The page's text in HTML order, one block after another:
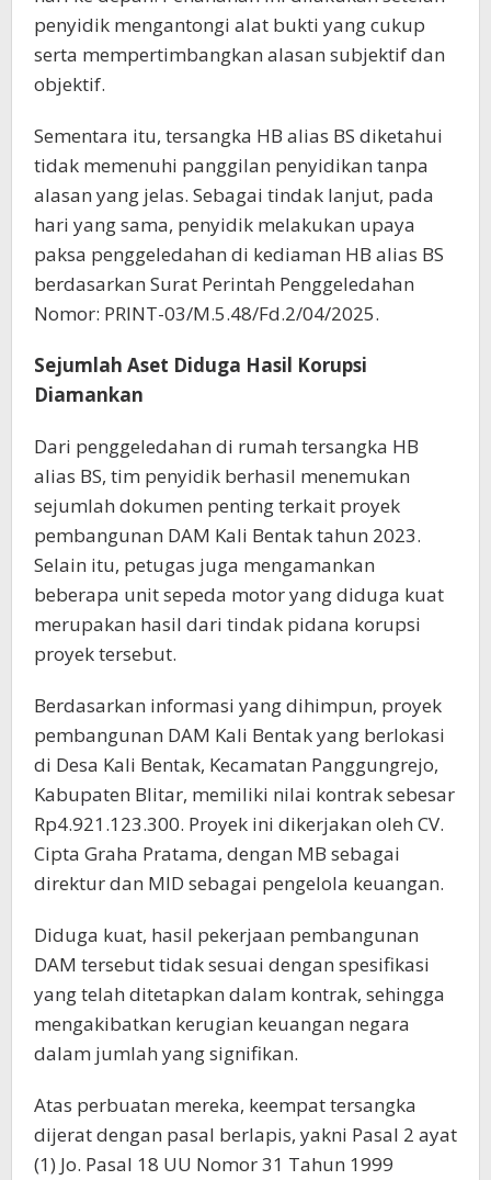
penyidik mengantongi alat bukti yang cukup
serta mempertimbangkan alasan subjektif dan
objektif.
Sementara itu, tersangka HB alias BS diketahui
tidak memenuhi panggilan penyidikan tanpa
alasan yang jelas. Sebagai tindak lanjut, pada
hari yang sama, penyidik melakukan upaya
paksa penggeledahan di kediaman HB alias BS
berdasarkan Surat Perintah Penggeledahan
Nomor: PRINT-03/M.5.48/Fd.2/04/2025.
Sejumlah Aset Diduga Hasil Korupsi
Diamankan
Dari penggeledahan di rumah tersangka HB
alias BS, tim penyidik berhasil menemukan
sejumlah dokumen penting terkait proyek
pembangunan DAM Kali Bentak tahun 2023.
Selain itu, petugas juga mengamankan
beberapa unit sepeda motor yang diduga kuat
merupakan hasil dari tindak pidana korupsi
proyek tersebut.
Berdasarkan informasi yang dihimpun, proyek
pembangunan DAM Kali Bentak yang berlokasi
di Desa Kali Bentak, Kecamatan Panggungrejo,
Kabupaten Blitar, memiliki nilai kontrak sebesar
Rp4.921.123.300. Proyek ini dikerjakan oleh CV.
Cipta Graha Pratama, dengan MB sebagai
direktur dan MID sebagai pengelola keuangan.
Diduga kuat, hasil pekerjaan pembangunan
DAM tersebut tidak sesuai dengan spesifikasi
yang telah ditetapkan dalam kontrak, sehingga
mengakibatkan kerugian keuangan negara
dalam jumlah yang signifikan.
Atas perbuatan mereka, keempat tersangka
dijerat dengan pasal berlapis, yakni Pasal 2 ayat
(1) Jo. Pasal 18 UU Nomor 31 Tahun 1999